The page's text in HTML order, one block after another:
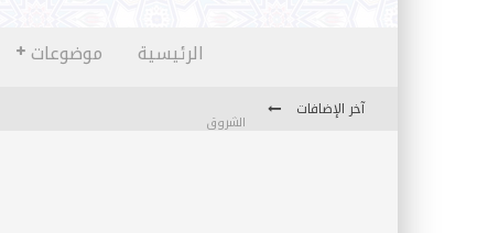
الرئيسية موضوعات
آخر الإضافات